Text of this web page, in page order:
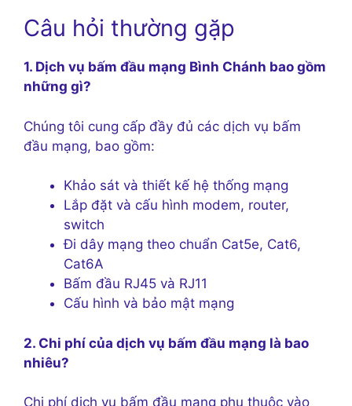
Câu hỏi thường gặp
1. Dịch vụ bấm đầu mạng Bình Chánh bao gồm
những gì?
Chúng tôi cung cấp đầy đủ các dịch vụ bấm
đầu mạng, bao gồm:
Khảo sát và thiết kế hệ thống mạng
Lắp đặt và cấu hình modem, router,
switch
Đi dây mạng theo chuẩn Cat5e, Cat6,
Cat6A
Bấm đầu RJ45 và RJ11
Cấu hình và bảo mật mạng
2. Chi phí của dịch vụ bấm đầu mạng là bao
nhiêu?
Chi phí dịch vụ bấm đầu mạng phụ thuộc vào